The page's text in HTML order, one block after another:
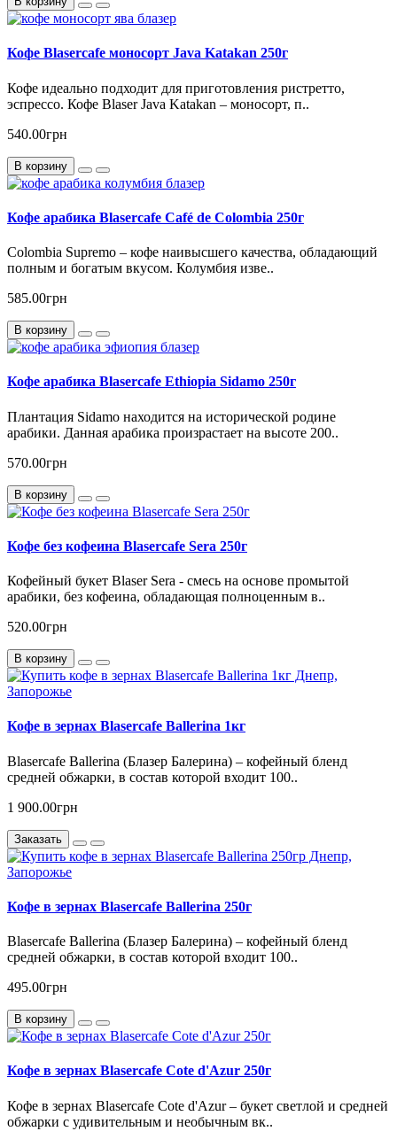
Кофе Blasercafe моносорт Java Katakan 250г
Кофе идеально подходит для приготовления ристретто,
эспрессо. Кофе Blaser Java Katakan – моносорт, п..
540.00грн
В корзину
Кофе арабика Blasercafe Café de Colombia 250г
Colombia Supremo – кофе наивысшего качества, обладающий
полным и богатым вкусом. Колумбия изве..
585.00грн
В корзину
Кофе арабика Blasercafe Ethiopia Sidamo 250г
Плантация Sidamo находится на исторической родине
арабики. Данная арабика произрастает на высоте 200..
570.00грн
В корзину
Кофе без кофеина Blasercafe Sera 250г
Кофейный букет Blaser Sera - смесь на основе промытой
арабики, без кофеина, обладающая полноценным в..
520.00грн
В корзину
Кофе в зернах Blasercafe Ballerina 1кг
Blasercafe Ballerina (Блазер Балерина) – кофейный бленд
средней обжарки, в состав которой входит 100..
1 900.00грн
Заказать
Кофе в зернах Blasercafe Ballerina 250г
Blasercafe Ballerina (Блазер Балерина) – кофейный бленд
средней обжарки, в состав которой входит 100..
495.00грн
В корзину
Кофе в зернах Blasercafe Cote d'Azur 250г
Кофе в зернах Blasercafe Cote d'Azur – букет светлой и средней
обжарки с удивительным и необычным вк..